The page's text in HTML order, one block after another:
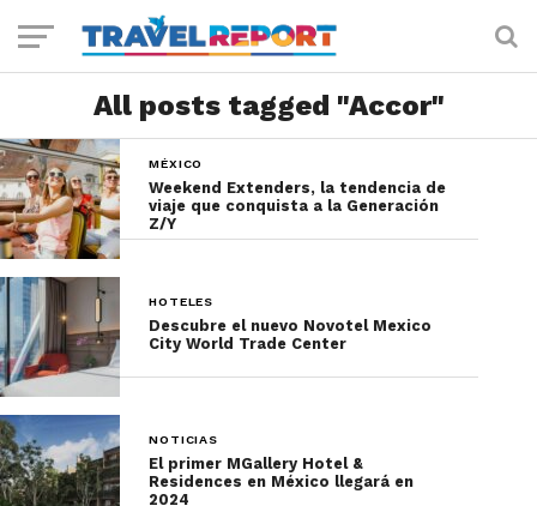
All posts tagged "Accor"
MÉXICO
Weekend Extenders, la tendencia de
viaje que conquista a la Generación
Z/Y
HOTELES
Descubre el nuevo Novotel Mexico
City World Trade Center
NOTICIAS
El primer MGallery Hotel &
Residences en México llegará en
2024